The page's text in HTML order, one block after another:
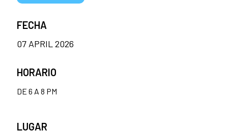
FECHA
07 APRIL 2026
HORARIO
DE 6 A 8 PM
LUGAR